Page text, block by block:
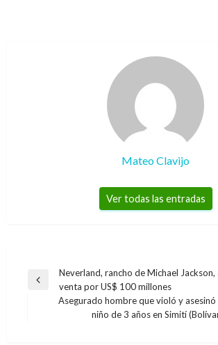
Mateo Clavijo
Ver todas las entradas
Navegación
Entrada
anterior
Neverland, rancho de Michael Jackson,
venta por US$ 100 millones
Asegurado hombre que violó y asesinó
niño de 3 años en Simití